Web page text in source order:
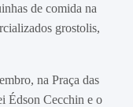
de comida na
grostolis,
na Praça das
Édson Cecchin e o